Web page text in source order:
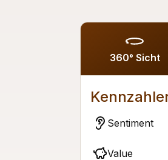
360° Sicht
Sentiment
Value